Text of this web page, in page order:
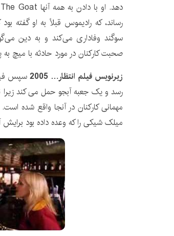
رساند، که رادیموس قبلاً به او گفته
سوگند وفاداری می‌کند و به دین
صحبت کارکنان در مورد حادثه با میچ
زیرنویس فیلم انتظار… 2005
سپس
رسد و یک جعبه آبجو حمل می کند
مهمانی کارکنان در آنجا واقع شده
میلک شیکی را که وعده داده بود برایش